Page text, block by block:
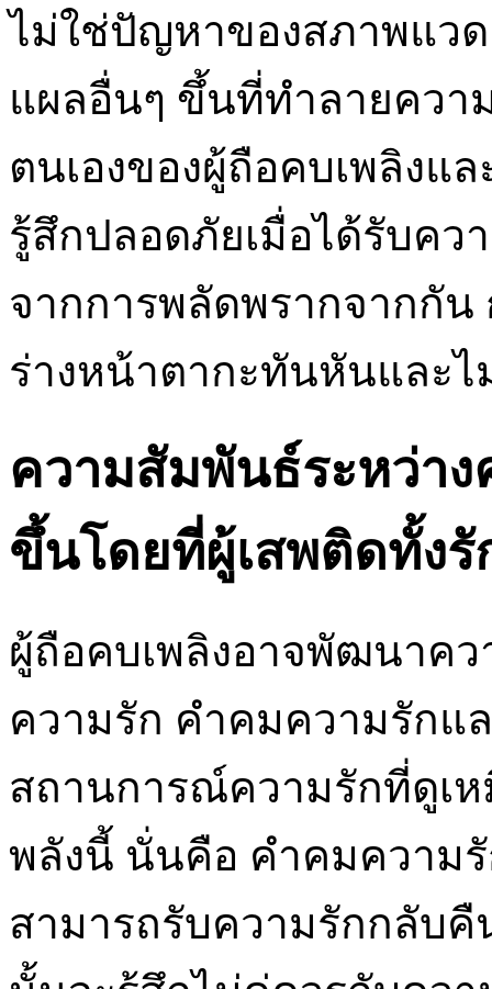
ไม่ใช่ปัญหาของสภาพแวด
แผลอื่นๆ ขึ้นที่ทำลายคว
ตนเองของผู้ถือคบเพลิงแ
รู้สึกปลอดภัยเมื่อได้รับคว
จากการพลัดพรากจากกั
ร่างหน้าตากะทันหันและ
ความสัมพันธ์ระหว่าง
ขึ้นโดยที่ผู้เสพติดทั้งรั
ผู้ถือคบเพลิงอาจพัฒนาคว
ความรัก คําคมความรักแ
สถานการณ์ความรักที่ดูเ
พลังนี้ นั่นคือ คําคมความ
สามารถรับความรักกลับ